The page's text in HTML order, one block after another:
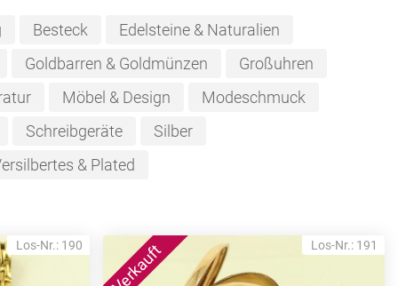
Besteck
Edelsteine & Naturalien
Goldbarren & Goldmünzen
Großuhren
Möbel & Design
Modeschmuck
Schreibgeräte
Silber
& Plated
Los-Nr.: 190 Los-Nr.: 191